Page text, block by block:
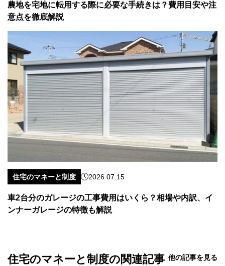
農地を宅地に転用する際に必要な手続きは？費用目安や注
意点を徹底解説
住宅のマネーと制度 2026.07.15
車2台分のガレージの工事費用はいくら？相場や内訳、イ
ンナーガレージの特徴も解説
住宅のマネーと制度の関連記事 他の記事を見る